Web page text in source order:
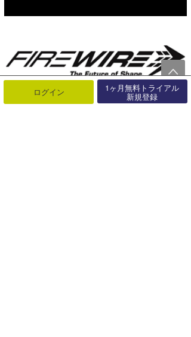
ログイン 1ヶ月無料トライアル
新規登録